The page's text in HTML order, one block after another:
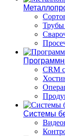
CRM
Системы